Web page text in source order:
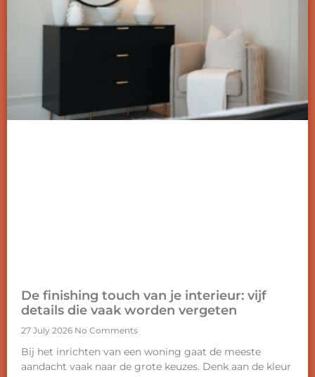
De finishing touch van je interieur: vijf
details die vaak worden vergeten
27 July 2026 No Comments
Bij het inrichten van een woning gaat de meeste
aandacht vaak naar de grote keuzes. Denk aan de kleur